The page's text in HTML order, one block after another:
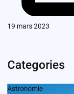
19 mars 2023
Categories
Astronomie